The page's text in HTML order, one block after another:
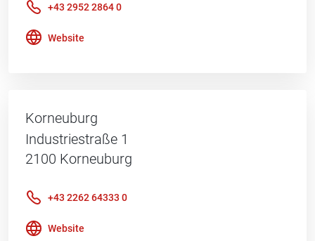
+43 2952 2864 0
Website
Korneuburg
Industriestraße 1
2100 Korneuburg
+43 2262 64333 0
Website